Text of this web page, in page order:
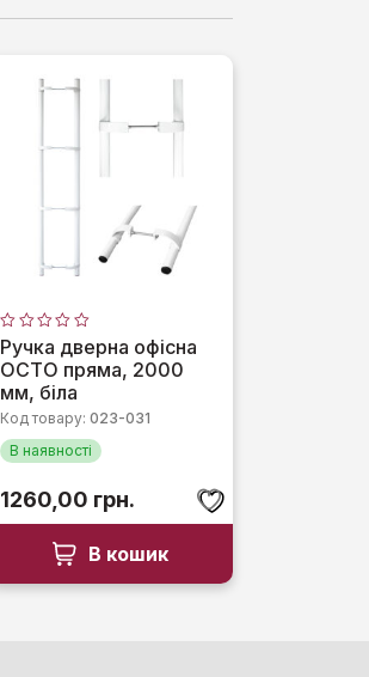
Оцінено
в
0
5
Ручка дверна офісна
OCTO пряма, 2000
мм, біла
Код товару:023-031
В наявності
1260,00 грн.
В кошик